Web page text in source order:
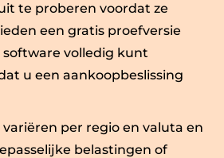
te proberen voordat ze
een gratis proefversie
software volledig kunt
u een aankoopbeslissing
per regio en valuta en
belastingen of